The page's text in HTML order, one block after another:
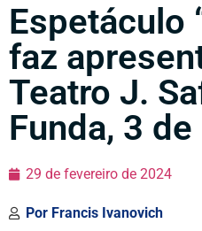
Espetáculo
faz
Teatro J.
Funda, 3
29 de fevereiro de 2024
Por Francis Ivanovich